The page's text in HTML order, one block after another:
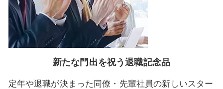
新たな門出を祝う退職記念品
定年や退職が決まった同僚・先輩社員の新しいスター